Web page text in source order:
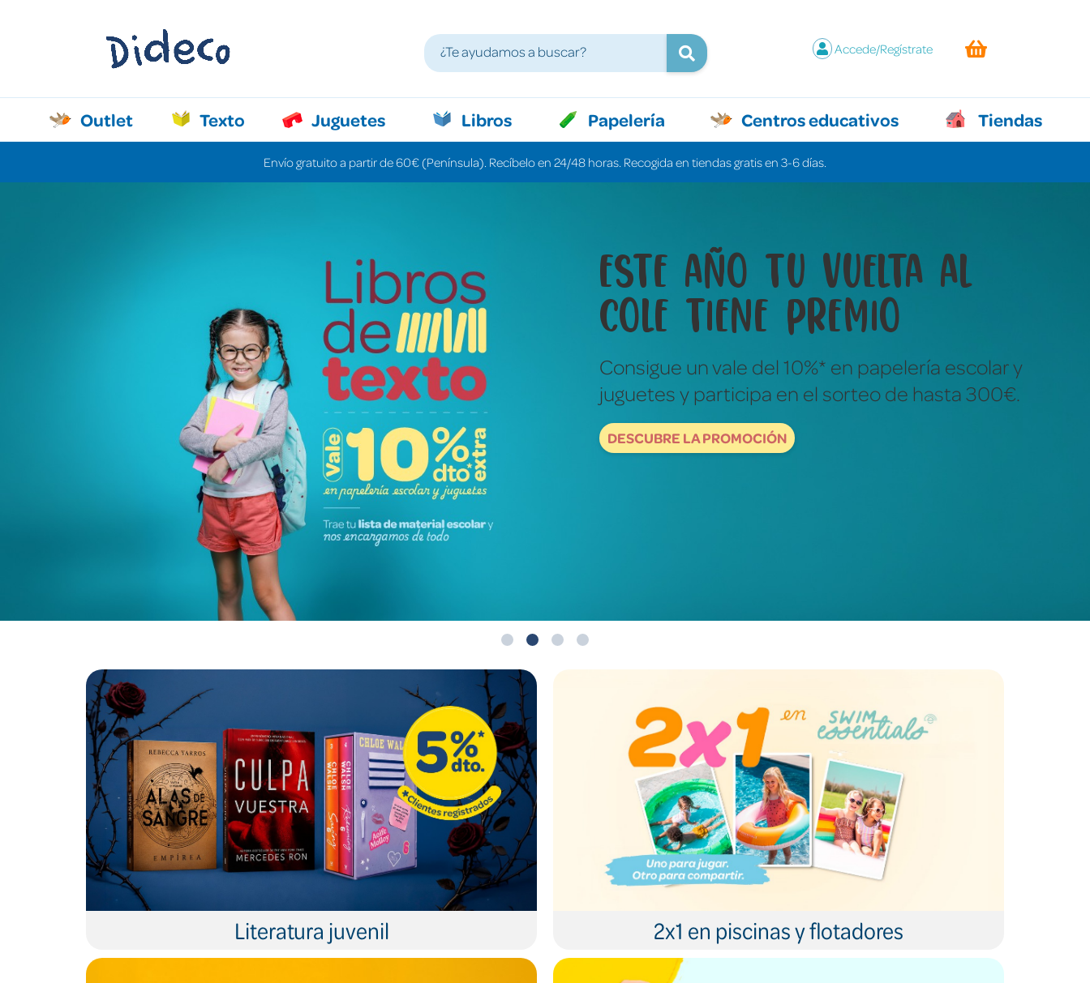
Accede/Regístrate
Outlet Texto Juguetes Libros Papelería Centros educativos Tiendas
Envío gratuito a partir de 60€ (Península). Recíbelo en 24/48 horas. Recogida en tiendas gratis en 3-6 días.
Libros y juegos que lo
cuentan todo sin decir ni
una palabra
Fotografías reales para descubrir y explorar el
mundo de verdad.
Literatura juvenil 2x1 en piscinas y flotadores